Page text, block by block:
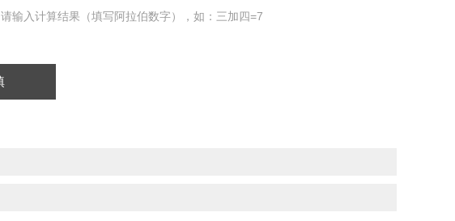
请输入计算结果（填写阿拉伯数字），如：三加四=7